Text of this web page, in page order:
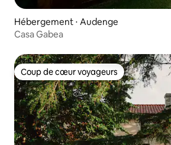
Hébergement ⋅ Audenge
Casa Gabea
Coup de cœur voyageurs
Coup de cœur voyageurs